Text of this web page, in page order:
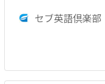
セブ英語倶楽部